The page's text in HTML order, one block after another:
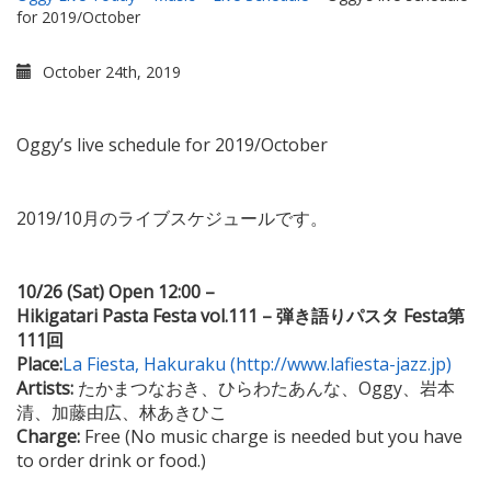
for 2019/October
October 24th, 2019
Oggy’s live schedule for 2019/October
2019/10月のライブスケジュールです。
10/26 (Sat) Open 12:00 –
Hikigatari Pasta Festa vol.111 – 弾き語りパスタ Festa第
111回
Place:La Fiesta, Hakuraku (http://www.lafiesta-jazz.jp)
Artists: たかまつなおき、ひらわたあんな、Oggy、岩本
清、加藤由広、林あきひこ
Charge: Free (No music charge is needed but you have
to order drink or food.)